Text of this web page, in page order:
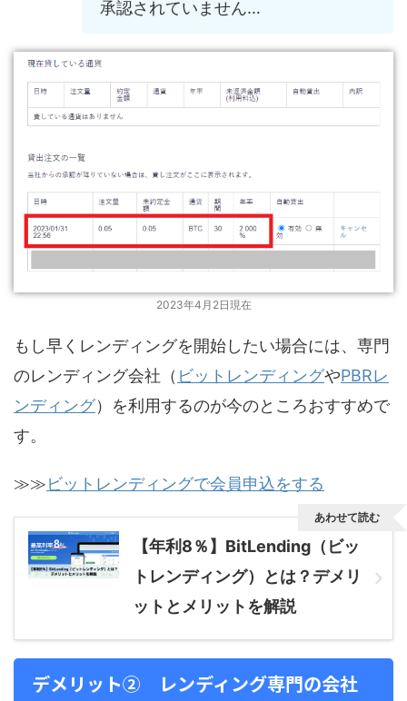
承認されていません…
2023年4月2日現在
もし早くレンディングを開始したい場合には、専門
のレンディング会社（ ビットレンディングやPBRレ
ンディング）を利用するのが今のところおすすめで
す。
≫≫ビットレンディングで会員申込をする
【年利8％】BitLending（ビッ
トレンディング）とは？デメリ
ットとメリットを解説
あわせて読む
デメリット② レンディング専門の会社